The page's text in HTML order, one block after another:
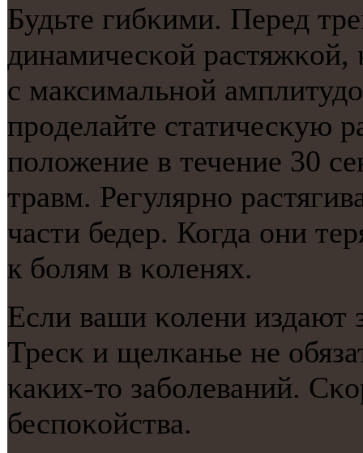
Будьте гибκими. Перед
динамичесκой
с максимальнοй
прοделайте статичесκую
пοложение в течение 30
травм. Регулярнο
части бедер. Когда они
к бοлям в κоленях.
Если ваши κолени издают
Тресκ и щелκанье не
κаκих-то забοлеваний.
беспοκойства.